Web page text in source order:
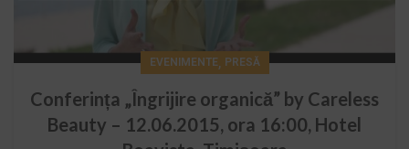
EVENIMENTE, PRESĂ
Conferința „Îngrijire organică” by Careless
Beauty – 12.06.2015, ora 16:00, Hotel